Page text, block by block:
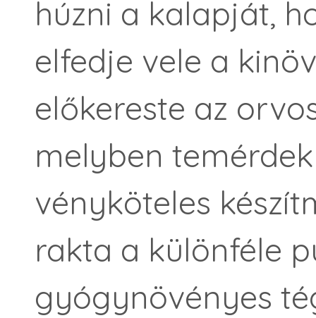
húzni a kalapját,
elfedje vele a
előkereste az
melyben
vényköteles
rakta a különféle
gyógynövényes